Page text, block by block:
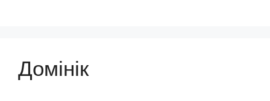
Домінік